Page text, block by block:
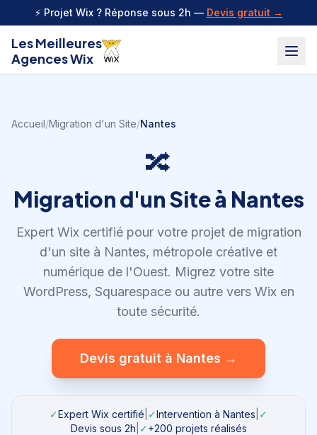
Aller au contenu
⚡ Projet Wix ? Réponse sous 2h — Devis gratuit →
Les Meilleures
Agences Wix
Accueil/Migration d'un Site/Nantes
🔀
Migration d'un Siteà Nantes
Expert Wix certifié pour votre projet de migration
d'un site à Nantes, métropole créative et
numérique de l'Ouest. Migrez votre site
WordPress, Squarespace ou autre vers Wix en
toute sécurité.
Devis gratuit à Nantes →
✓Expert Wix certifié ✓Intervention à Nantes ✓
Devis sous 2h ✓+200 projets réalisés